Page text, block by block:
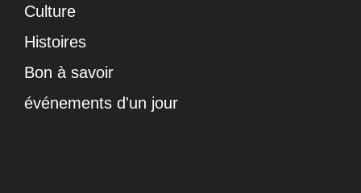
Culture
Histoires
Bon à savoir
événements d'un jour